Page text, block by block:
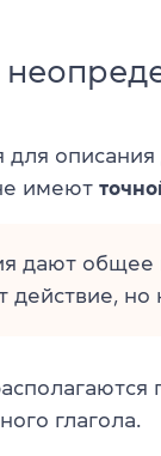
для
имеют
дают общее
действие,
глагола.